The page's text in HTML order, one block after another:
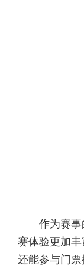
作为赛
赛体验更加
还能参与门